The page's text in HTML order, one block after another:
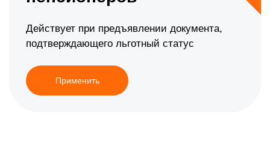
Действует при предъявлении документа,
подтверждающего льготный статус
Применить